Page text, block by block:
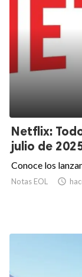
Netflix:
julio de
Conoce los
Notas EOL 